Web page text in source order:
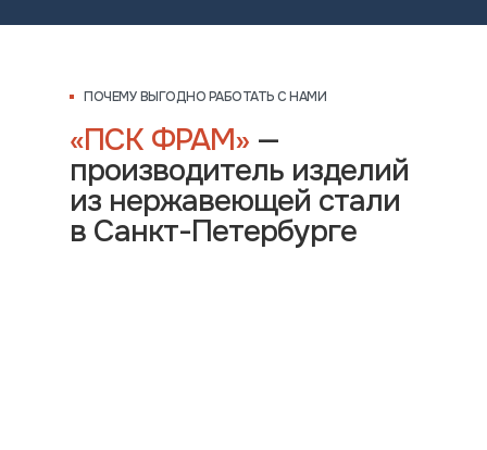
«ПСК ФРАМ» —
производитель изделий
из нержавеющей стали
в Санкт-Петербурге
ПОЧЕМУ ВЫГОДНО РАБОТАТЬ С НАМИ